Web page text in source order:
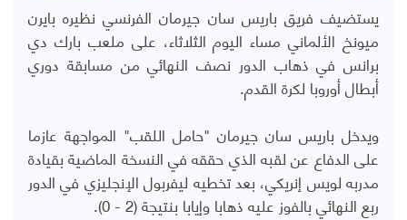
يستضيف فريق باريس سان جيرمان الفرنسي نظيره بايرن
ميونخ الألماني مساء اليوم الثلاثاء، على ملعب بارك دي
برانس في ذهاب الدور نصف النهائي من مسابقة دوري
أبطال أوروبا لكرة القدم.
ويدخل باريس سان جيرمان "حامل اللقب" المواجهة عازما
على الدفاع عن لقبه الذي حققه في النسخة الماضية بقيادة
مدربه لويس إنريكي، بعد تخطيه ليفربول الإنجليزي في الدور
ربع النهائي بالفوز عليه ذهابا وإيابا بنتيجة (2 - 0).